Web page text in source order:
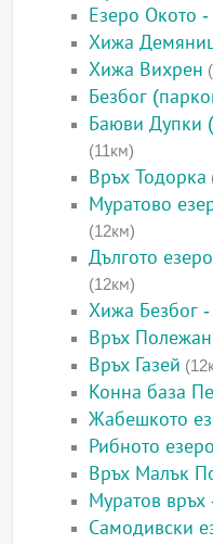
Езеро Окото
Хижа
Хижа Вихрен
Безбог
Баюви Дупки
(11км)
Връх Тодорка
Муратово
(12км)
Дългото
(12км)
Хижа Безбог
Връх
Връх Газей
Конна база
Жабешкото
Рибното езеро
Връх Малък
Муратов
Самодивски